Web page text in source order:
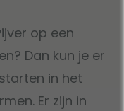
op een
Dan kun je er
in het
Er zijn in